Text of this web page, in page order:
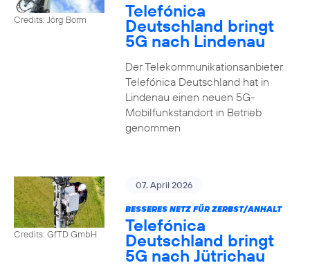
Credits: Jörg Borm Telefónica
Deutschland bringt
5G nach Lindenau
Der Telekommunikationsanbieter
Telefónica Deutschland hat in
Lindenau einen neuen 5G-
Mobilfunkstandort in Betrieb
genommen
Credits: GfTD GmbH
07. April 2026
BESSERES NETZ FÜR ZERBST/ANHALT
Telefónica
Deutschland bringt
5G nach Jütrichau